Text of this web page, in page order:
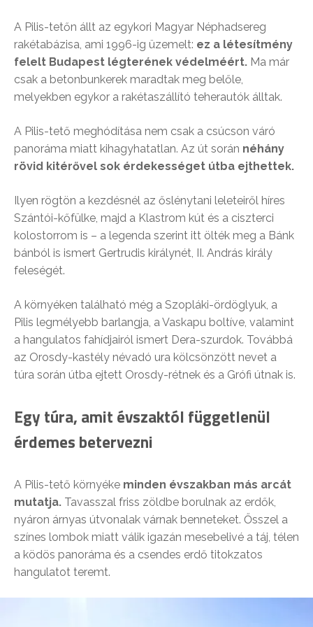
A Pilis-tetőn állt az egykori Magyar Néphadsereg
rakétabázisa, ami 1996-ig üzemelt: ez a létesítmény
felelt Budapest légterének védelméért. Ma már
csak a betonbunkerek maradtak meg belőle,
melyekben egykor a rakétaszállító teherautók álltak.
A Pilis-tető meghódítása nem csak a csúcson váró
panoráma miatt kihagyhatatlan. Az út során néhány
rövid kitérővel sok érdekességet útba ejthettek.
Ilyen rögtön a kezdésnél az őslénytani leleteiről híres
Szántói-kőfülke, majd a Klastrom kút és a ciszterci
kolostorrom is – a legenda szerint itt ölték meg a Bánk
bánból is ismert Gertrudis királynét, II. András király
feleségét.
A környéken található még a Szopláki-ördöglyuk, a
Pilis legmélyebb barlangja, a Vaskapu boltíve, valamint
a hangulatos fahídjairól ismert Dera-szurdok. Továbbá
az Orosdy-kastély névadó ura kölcsönzött nevet a
túra során útba ejtett Orosdy-rétnek és a Grófi útnak is.
Egy túra, amit évszaktól függetlenül
érdemes betervezni
A Pilis-tető környéke minden évszakban más arcát
mutatja. Tavasszal friss zöldbe borulnak az erdők,
nyáron árnyas útvonalak várnak benneteket. Ősszel a
színes lombok miatt válik igazán mesebelivé a táj, télen
a ködös panoráma és a csendes erdő titokzatos
hangulatot teremt.